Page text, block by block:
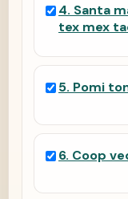
4. Santa
tex mex
5. Pomi
6. Coop